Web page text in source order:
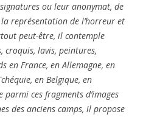
ou leur anonymat, de
représentation de l’horreur et
peut-être, il contemple
croquis, lavis, peintures,
en France, en Allemagne, en
en Belgique, en
parmi ces fragments d’images
des anciens camps, il propose